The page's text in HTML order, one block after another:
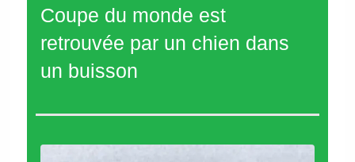
Coupe du monde est
retrouvée par un chien dans
un buisson